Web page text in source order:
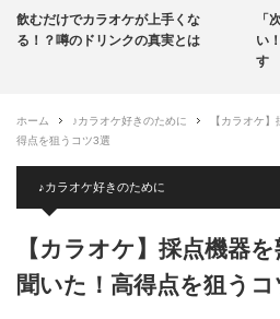
飲むだけでカラオケが上手くな
る！？噂のドリンクの真実とは
「
い
す
ホーム ♪カラオケ好きのために
【カラオケ
得点を狙うコツ3選
♪カラオケ好きのために
【カラオケ】採点機器
聞いた！高得点を狙うコ